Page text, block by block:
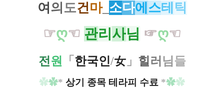
여 의 도건마_ 소다에 스테 틱
☞ღ☜ 관리사님 ☞ღ☜
전원 「 한국인/女」 힐 러 님 들
✿✿* 상기 종목 테라피 수료 *✿✿